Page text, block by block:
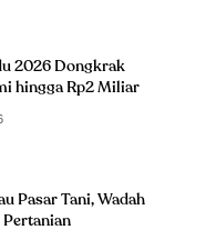
2026 Dongkrak
hingga Rp2 Miliar
Pasar Tani, Wadah
Pertanian